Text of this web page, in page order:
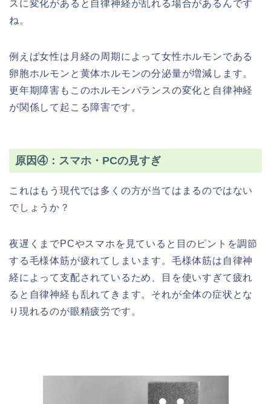
スに変化があると自律神経が乱れる場合があるんです
ね。
例えば女性は月経の周期によって女性ホルモンである
卵胞ホルモンと黄体ホルモンの分泌量が増減します。
更年期障害もこのホルモンバランスの変化と自律神経
が関係して起こる障害です。
原因④：スマホ・PCの見すぎ
これはもう現代では多くの方が当てはまるのではない
でしょうか？
夜遅くまでPCやスマホを見ていると目のピントを調節
する毛様体筋が疲れてしまいます。毛様体筋は自律神
経によって支配されているため、目を使いすぎて疲れ
ると自律神経も乱れてきます。それが全体の症状とな
り現れるのが眼精疲労です。